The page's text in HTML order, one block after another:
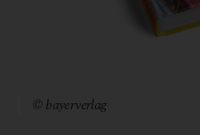
© bayerverlag